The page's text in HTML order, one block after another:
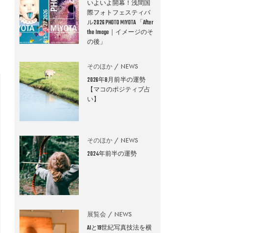
いよいよ開幕！浅間国
際フォトフェスティバ
ル2026 PHOTO MIYOTA 「After
the Image｜イメージのそ
の後」
そのほか NEWS
2026年8月前半の運勢
【マコのポジティブ占
い】
そのほか NEWS
2024年前半の運勢
展覧会 NEWS
AIと19世紀写真技法を横